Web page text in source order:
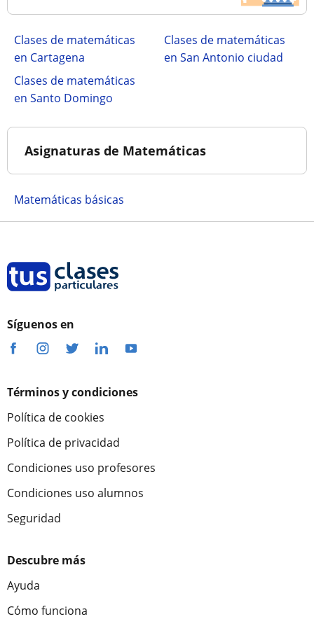
Clases de matemáticas
en Cartagena
Clases de matemáticas
en San Antonio ciudad
Clases de matemáticas
en Santo Domingo
Asignaturas de Matemáticas
Matemáticas básicas
Síguenos en
Términos y condiciones
Política de cookies
Política de privacidad
Condiciones uso profesores
Condiciones uso alumnos
Seguridad
Descubre más
Ayuda
Cómo funciona